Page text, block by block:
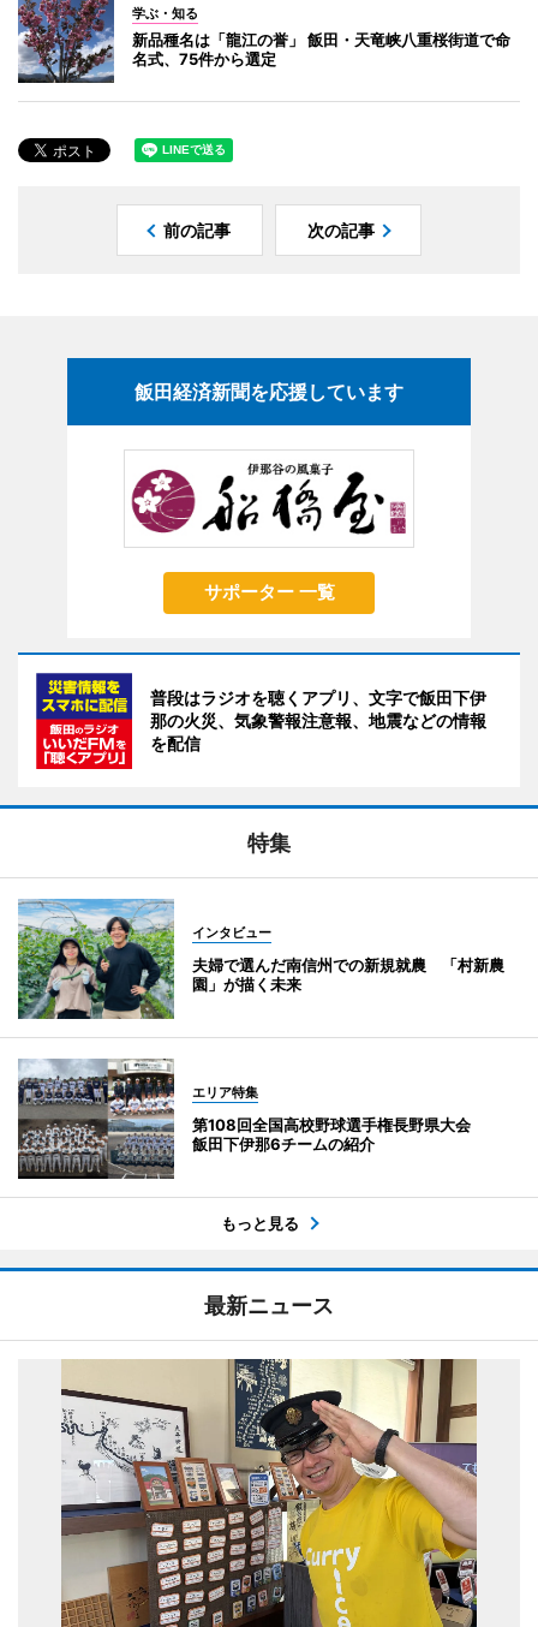
学ぶ・知る
新品種名は「龍江の誉」 飯田・天竜峡八重桜街道で命
名式、75件から選定
前の記事 次の記事
飯田経済新聞を応援しています
サポーター 一覧
普段はラジオを聴くアプリ、文字で飯田下伊
那の火災、気象警報注意報、地震などの情報
を配信
特集
インタビュー
夫婦で選んだ南信州での新規就農 「村新農
園」が描く未来
エリア特集
第108回全国高校野球選手権長野県大会
飯田下伊那6チームの紹介
もっと見る
最新ニュース